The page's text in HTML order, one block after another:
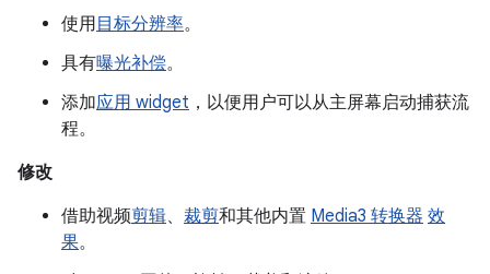
使用 目标分辨率。
具有曝光补偿。
添加应用 widget ，以便用户可以从主屏幕启动捕获流
程。
修改
借助视频剪辑、 裁剪和其他内置 Media3 转换器 效
果。